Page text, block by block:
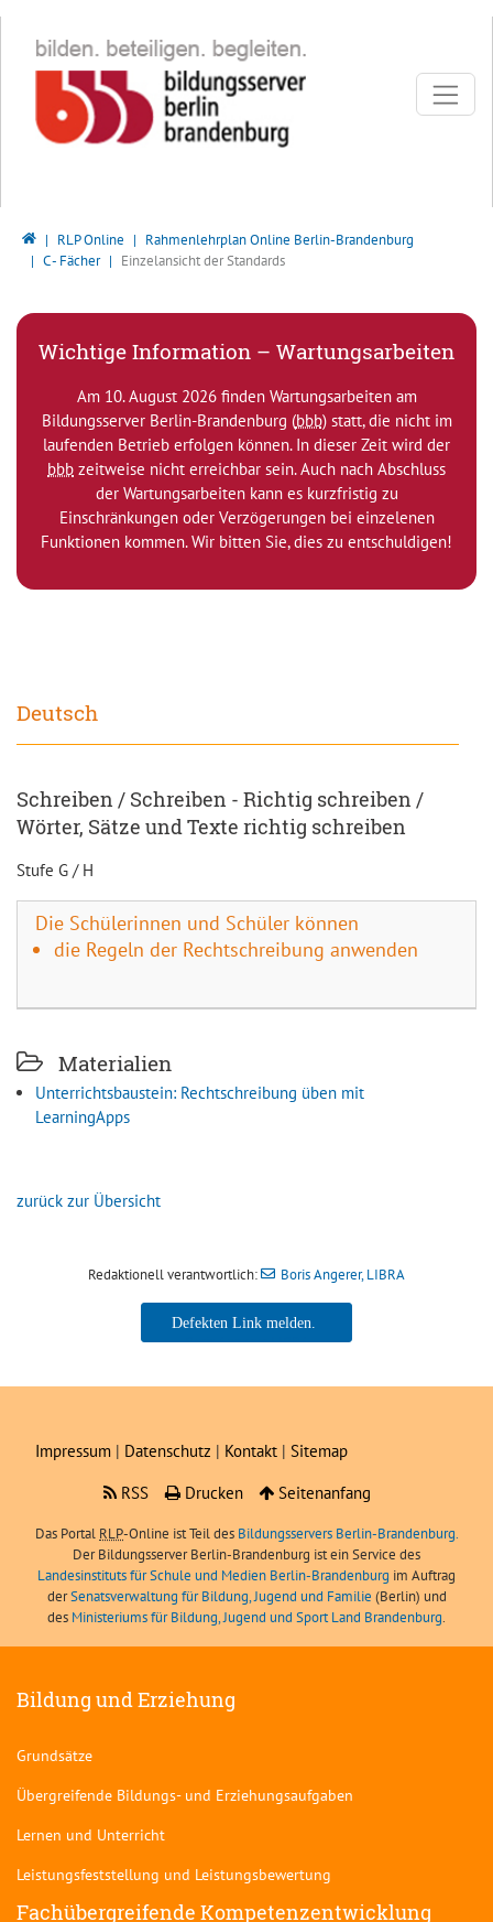
Bildungsserver Berlin - Brandenburg
RLP Online
Rahmenlehrplan Online Berlin-Brandenburg
C - Fächer
Einzelansicht der Standards
Wichtige Information – Wartungsarbeiten
Am 10. August 2026 finden Wartungsarbeiten am
Bildungsserver Berlin-Brandenburg (bbb) statt, die nicht im
laufenden Betrieb erfolgen können. In dieser Zeit wird der
bbb zeitweise nicht erreichbar sein. Auch nach Abschluss
der Wartungsarbeiten kann es kurzfristig zu
Einschränkungen oder Verzögerungen bei einzelenen
Funktionen kommen. Wir bitten Sie, dies zu entschuldigen!
Deutsch
Schreiben / Schreiben - Richtig schreiben /
Wörter, Sätze und Texte richtig schreiben
Stufe G / H
Die Schülerinnen und Schüler können
die Regeln der Rechtschreibung anwenden
Materialien
Unterrichtsbaustein: Rechtschreibung üben mit
LearningApps
zurück zur Übersicht
Redaktionell verantwortlich: Boris Angerer, LIBRA
Boris Angerer, LIBRA
Impressum | Datenschutz | Kontakt | Sitemap
RSS
Drucken Seitenanfang
Das Portal RLP-Online ist Teil des Bildungsservers Berlin-Brandenburg.
Der Bildungsserver Berlin-Brandenburg ist ein Service des
Landesinstituts für Schule und Medien Berlin-Brandenburg im Auftrag
derSenatsverwaltung für Bildung, Jugend und Familie (Berlin) und
des Ministeriums für Bildung, Jugend und Sport Land Brandenburg.
Bildung und Erziehung
Grundsätze
Übergreifende Bildungs- und Erziehungsaufgaben
Lernen und Unterricht
Leistungsfeststellung und Leistungsbewertung
Fachübergreifende Kompetenzentwicklung